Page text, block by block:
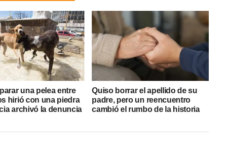
una pelea entre
hirió con una piedra
archivó la denuncia
Quiso borrar el apellido de su
padre, pero un reencuentro
cambió el rumbo de la historia